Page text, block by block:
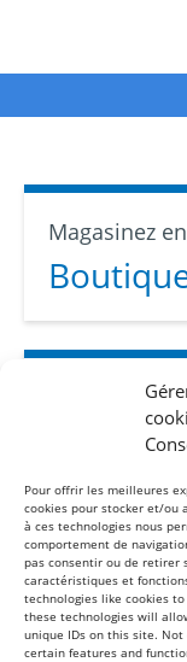
Pour offrir les meilleures
cookies pour stocker et/ou
à ces technologies nous
comportement de
pas consentir ou de retirer
caractéristiques et
technologies like cookies
these technologies will
unique IDs on this site.
certain features and
Magasinez
Abonnez-
Sans frais
1-877-865-8443